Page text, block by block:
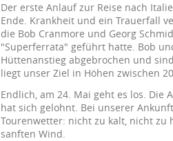
Der erste Anlauf zur Reise nach
Ende. Krankheit und ein Trauerfall
die Bob Cranmore und Georg
"Superferrata" geführt hatte. Bob
Hüttenanstieg abgebrochen und
liegt unser Ziel in Höhen zwischen
Endlich, am 24. Mai geht es los. Die
hat sich gelohnt. Bei unserer
Tourenwetter: nicht zu kalt, nicht zu
sanften Wind.